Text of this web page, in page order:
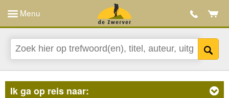
Menu
Ik ga op reis naar: